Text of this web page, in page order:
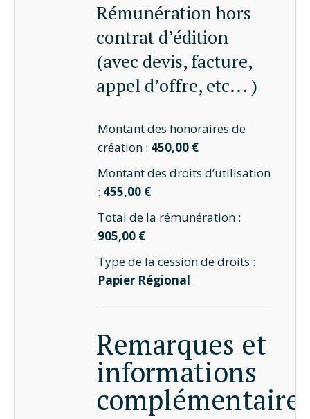
Rémunération hors
contrat d’édition
(avec devis, facture,
appel d’offre, etc... )
Montant des honoraires de
création : 450,00 €
Montant des droits d’utilisation
: 455,00 €
Total de la rémunération :
905,00 €
Type de la cession de droits :
Papier Régional
Remarques et
informations